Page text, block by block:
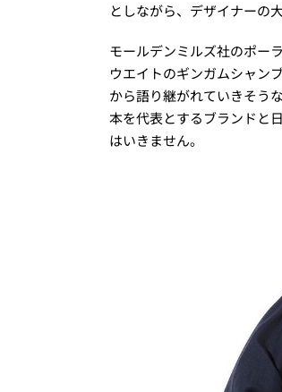
としながら、デザイナーの
モールデンミルズ社のポー
ウエイトのギンガムシャン
から語り継がれていきそう
本を代表とするブランドと
はいきません。